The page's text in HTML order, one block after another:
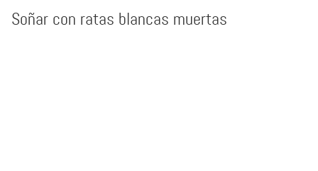
Soñar con ratas blancas muertas